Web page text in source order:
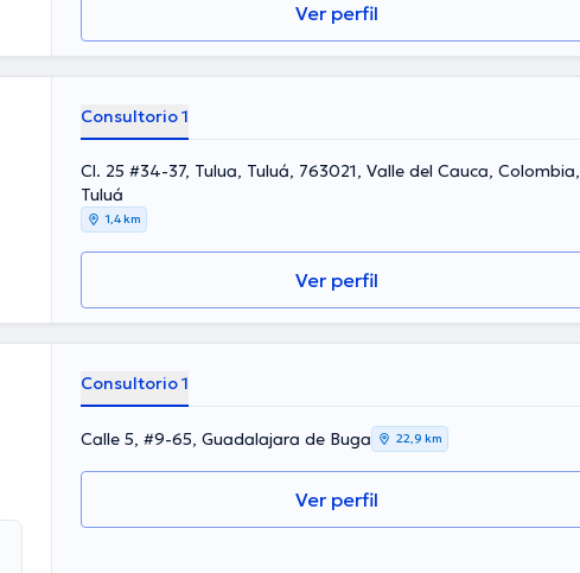
Ver perfil
Consultorio 1
Cl. 25 #34-37, Tulua, Tuluá, 763021, Valle del Cauca, Colombia,
Tuluá
1,4 km
Ver perfil
Consultorio 1
Calle 5, #9-65, Guadalajara de Buga 22,9 km
Ver perfil